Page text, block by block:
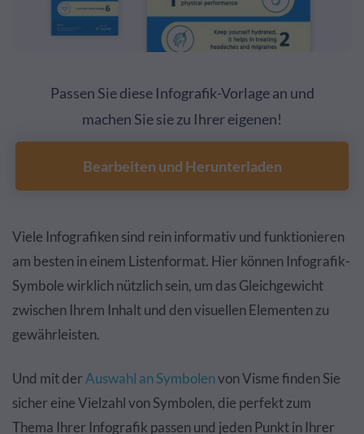
Passen Sie diese Infografik-Vorlage an und
machen Sie sie zu Ihrer eigenen!
Bearbeiten und Herunterladen
Viele Infografiken sind rein informativ und funktionieren
am besten in einem Listenformat. Hier können Infografik-
Symbole wirklich nützlich sein, um das Gleichgewicht
zwischen Ihrem Inhalt und den visuellen Elementen zu
gewährleisten.
Und mit derAuswahl an Symbolenvon Visme finden Sie
sicher eine Vielzahl von Symbolen, die perfekt zum
Thema Ihrer Infografik passen und jeden Punkt in Ihrer